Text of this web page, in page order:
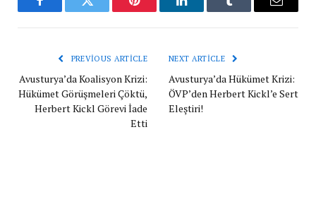
FacebookTwitter Pinterest LinkedInTumblr Email
PREVIOUS ARTICLE
Avusturya’da Koalisyon Krizi:
Hükümet Görüşmeleri Çöktü,
Herbert Kickl Görevi İade
Etti
NEXT ARTICLE
Avusturya’da Hükümet Krizi:
ÖVP’den Herbert Kickl’e Sert
Eleştiri!